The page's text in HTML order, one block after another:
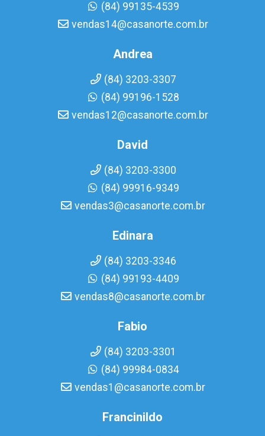
(84) 99135-4539
vendas14@casanorte.com.br
Andrea
(84) 3203-3307
(84) 99196-1528
vendas12@casanorte.com.br
David
(84) 3203-3300
(84) 99916-9349
vendas3@casanorte.com.br
Edinara
(84) 3203-3346
(84) 99193-4409
vendas8@casanorte.com.br
Fabio
(84) 3203-3301
(84) 99984-0834
vendas1@casanorte.com.br
Francinildo